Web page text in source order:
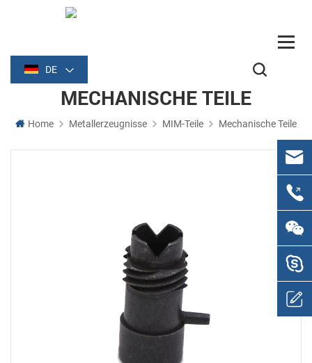
DE
MECHANISCHE TEILE
Home Metallerzeugnisse MIM-Teile Mechanische Teile